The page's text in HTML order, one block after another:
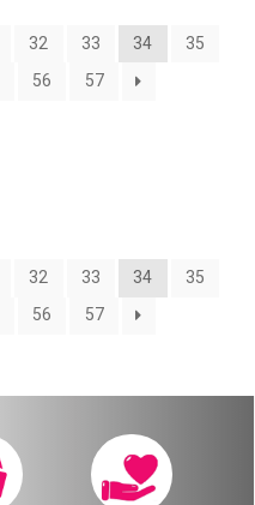
32 33 34
35
56 57
32 33 34
35
56 57